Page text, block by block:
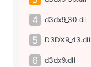
4 d3dx9_30.dll
5 D3DX9_43.dll
6 d3dx9.dll